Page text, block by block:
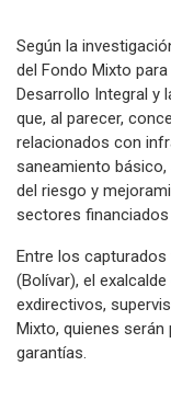
Según la
del Fondo Mixto
Desarrollo Integral y
que, al parecer,
relacionados con
saneamiento básico,
del riesgo y
sectores
Entre los
(Bolívar), el
exdirectivos,
Mixto, quienes
garantías.